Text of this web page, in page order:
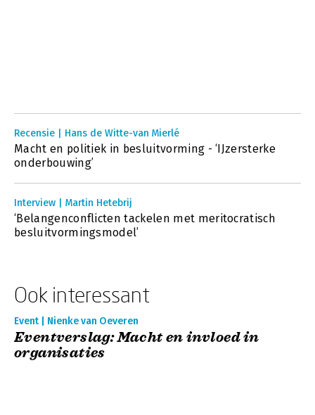
Recensie | Hans de Witte-van Mierlé
Macht en politiek in besluitvorming - ‘IJzersterke
onderbouwing’
Interview | Martin Hetebrij
‘Belangenconflicten tackelen met meritocratisch
besluitvormingsmodel’
Ook interessant
Event | Nienke van Oeveren
Eventverslag: Macht en invloed in
organisaties